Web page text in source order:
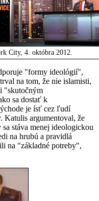
City, 4. októbra 2012.
"formy ideológií",
na tom, že nie islamisti,
"skutočným
sa dostať k
je ísť cez ľudí
argumentoval, že
stáva menej ideologickou
na hrubú a pravidlá
na "základné potreby",